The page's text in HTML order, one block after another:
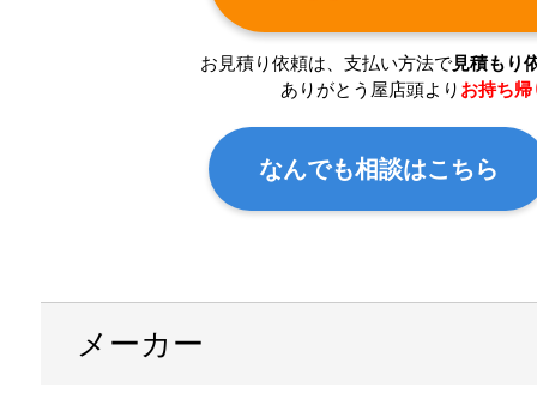
お見積り依頼は、支払い方法で見積もり
ありがとう屋店頭より お持ち帰
なんでも相談はこちら
メーカー